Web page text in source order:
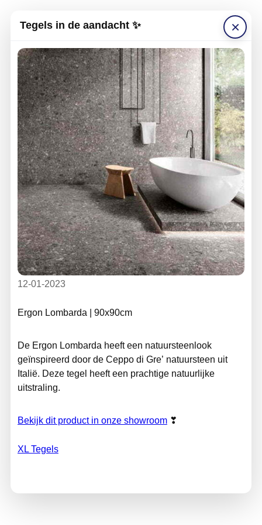
×
Tegels in de aandacht ✨
12-01-2023
Ergon Lombarda | 90x90cm
De Ergon Lombarda heeft een natuursteenlook
geïnspireerd door de Ceppo di Gre’ natuursteen uit
Italië. Deze tegel heeft een prachtige natuurlijke
uitstraling.
Bekijk dit product in onze showroom❣
XL Tegels